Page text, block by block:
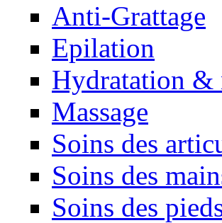
Anti-Grattage
Epilation
Hydratation &
Massage
Soins des
Soins des
Soins des